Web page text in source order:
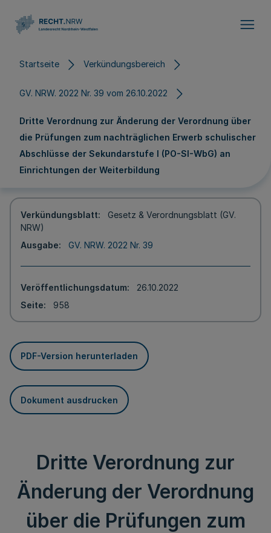
Startseite Verkündungsbereich
GV. NRW. 2022 Nr. 39 vom 26.10.2022
Dritte Verordnung zur Änderung der Verordnung über
die Prüfungen zum nachträglichen Erwerb schulischer
Abschlüsse der Sekundarstufe I (PO-SI-WbG) an
Einrichtungen der Weiterbildung
Verkündungsblatt
Gesetz & Verordnungsblatt (GV.
NRW)
Ausgabe
GV. NRW. 2022 Nr. 39
Veröffentlichungsdatum
26.10.2022
Seite
958
PDF-Version herunterladen
Dokument ausdrucken
Dritte Verordnung zur
Änderung der Verordnung
über die Prüfungen zum